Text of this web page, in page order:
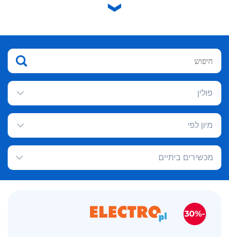
פולין
מיון לפי
מכשירים ביתיים
-30%